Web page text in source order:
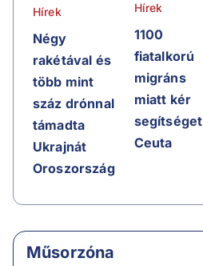
Hírek
Négy
rakétával és
több mint
száz drónnal
támadta
Ukrajnát
Oroszország
Hírek
1100
fiatalkorú
migráns
miatt kér
segítséget
Ceuta
Műsorzóna